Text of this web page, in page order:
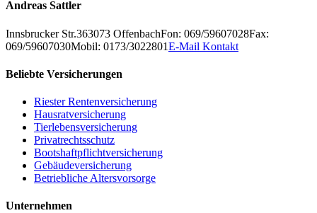
Andreas Sattler
Innsbrucker Str.363073 OffenbachFon: 069/59607028Fax:
069/59607030Mobil: 0173/3022801E-Mail Kontakt
Beliebte Versicherungen
Riester Rentenversicherung
Hausratversicherung
Tierlebensversicherung
Privatrechtsschutz
Bootshaftpflichtversicherung
Gebäudeversicherung
Betriebliche Altersvorsorge
Unternehmen